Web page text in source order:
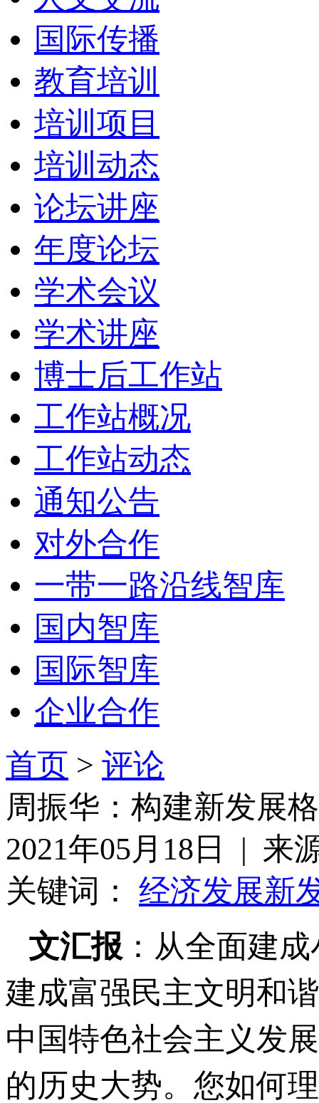
国际传播
教育培训
培训项目
培训动态
论坛讲座
年度论坛
学术会议
学术讲座
博士后工作站
工作站概况
工作站动态
通知公告
对外合作
一带一路沿线智库
国内智库
国际智库
企业合作
首页 > 评论
周振华：构建新发展
2021年05月18日 | 来
关键词： 经济发展新
文汇报 ：从全面建
建成富强民主文明和
中国特色社会主义发
的历史大势。您如何